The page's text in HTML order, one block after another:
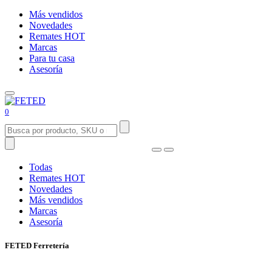
Más vendidos
Novedades
Remates HOT
Marcas
Para tu casa
Asesoría
0
Todas
Remates HOT
Novedades
Más vendidos
Marcas
Asesoría
FETED Ferretería